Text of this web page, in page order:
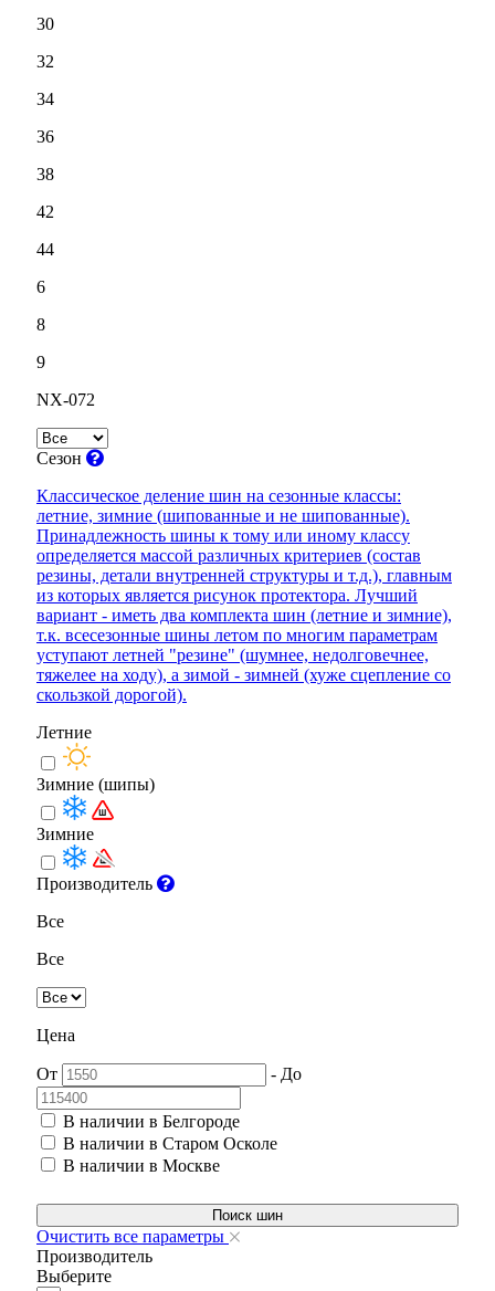
30
32
34
36
38
42
44
6
8
9
NX-072
Сезон
Классическое деление шин на сезонные классы:
летние, зимние (шипованные и не шипованные).
Принадлежность шины к тому или иному классу
определяется массой различных критериев (состав
резины, детали внутренней структуры и т.д.), главным
из которых является рисунок протектора. Лучший
вариант - иметь два комплекта шин (летние и зимние),
т.к. всесезонные шины летом по многим параметрам
уступают летней "резине" (шумнее, недолговечнее,
тяжелее на ходу), а зимой - зимней (хуже сцепление со
скользкой дорогой).
Летние
Зимние (шипы)
Зимние
Производитель
Все
Все
Цена
От - До
В наличии в Белгороде
В наличии в Старом Осколе
В наличии в Москве
Поиск шин
Очистить все параметры
Производитель
Выберите